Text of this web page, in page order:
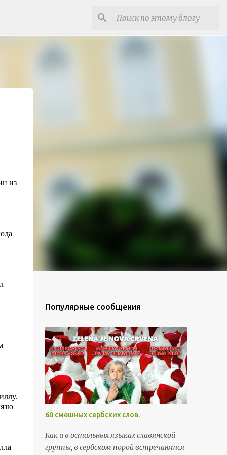
из
Популярные сообщения
60 смешных сербских слов.
Как и в остальных языках славянской
группы, в сербском порой встречаются